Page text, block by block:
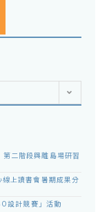
二階段與離島場研習
上讀書會暑期成果分
設計競賽」活動